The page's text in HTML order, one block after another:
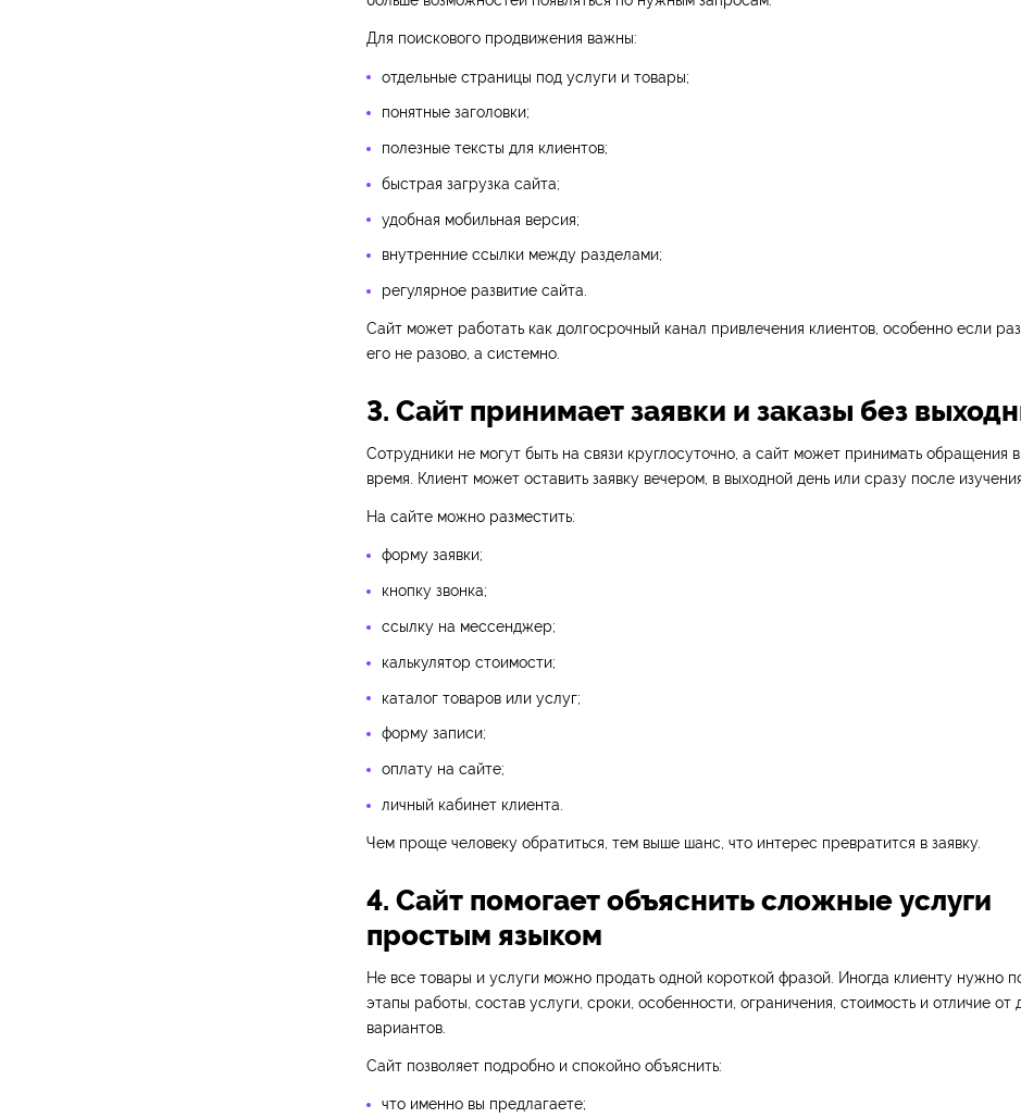
Для поискового продвижения важны:
отдельные страницы под услуги и товары;
понятные заголовки;
полезные тексты для клиентов;
быстрая загрузка сайта;
удобная мобильная версия;
внутренние ссылки между разделами;
регулярное развитие сайта.
Сайт может работать как долгосрочный канал привлечения клиентов, особенно если
его не разово, а системно.
3. Сайт принимает заявки и заказы без
Сотрудники не могут быть на связи круглосуточно, а сайт может принимать обращения
время. Клиент может оставить заявку вечером, в выходной день или сразу после
На сайте можно разместить:
форму заявки;
кнопку звонка;
ссылку на мессенджер;
калькулятор стоимости;
каталог товаров или услуг;
форму записи;
оплату на сайте;
личный кабинет клиента.
Чем проще человеку обратиться, тем выше шанс, что интерес превратится в заявку.
4. Сайт помогает объяснить сложные услуги
простым языком
Не все товары и услуги можно продать одной короткой фразой. Иногда клиенту нужно
этапы работы, состав услуги, сроки, особенности, ограничения, стоимость и отличие от
вариантов.
Сайт позволяет подробно и спокойно объяснить:
что именно вы предлагаете;